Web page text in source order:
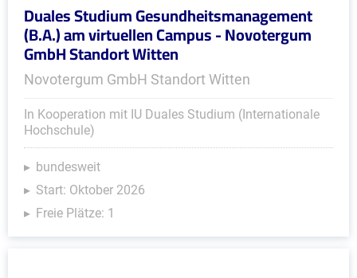
Duales Studium Gesundheitsmanagement
(B.A.) am virtuellen Campus - Novotergum
GmbH Standort Witten
Novotergum GmbH Standort Witten
In Kooperation mit IU Duales Studium (Internationale
Hochschule)
bundesweit
Start: Oktober 2026
Freie Plätze: 1